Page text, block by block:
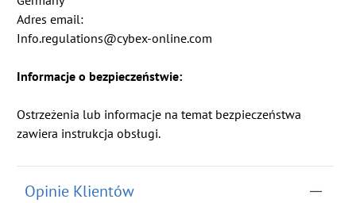
Adres email:
Info.regulations@cybex-online.com
Informacje o bezpieczeństwie:
Ostrzeżenia lub informacje na temat bezpieczeństwa
zawiera instrukcja obsługi.
Opinie Klientów